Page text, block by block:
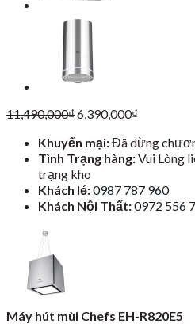
11,490,000₫Giá
là:
11,490,000₫.
6,390,000₫
tại
là:
Khuyến mại:Đã dừng
Tình Trạng hàng:Vui Lòng
trạng kho
Khách lẻ:0987 787 960
Khách Nội Thất:0972 556
Máy hút mùi Chefs EH-R820E5